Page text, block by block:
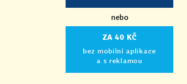
nebo
ZA 40 KČ
bez mobilní aplikace
a s reklamou